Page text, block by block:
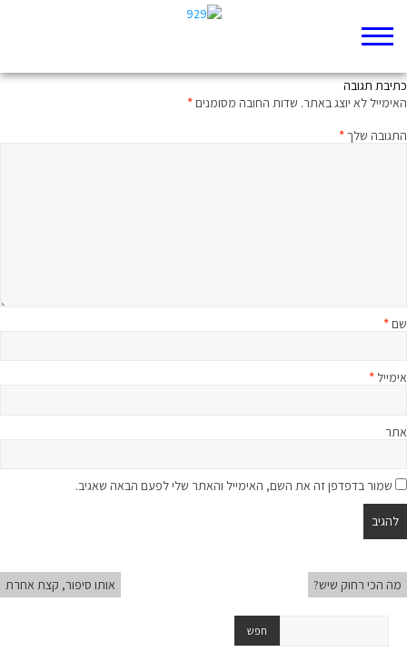
כתיבת תגובה
האימייל לא יוצג באתר. שדות החובה מסומנים*
התגובה שלך*
שם*
אימייל *
אתר
שמור בדפדפן זה את השם, האימייל והאתר שלי לפעם הבאה שאגיב.
מה הכי רחוק שיש? אותו סיפור, קצת אחרת